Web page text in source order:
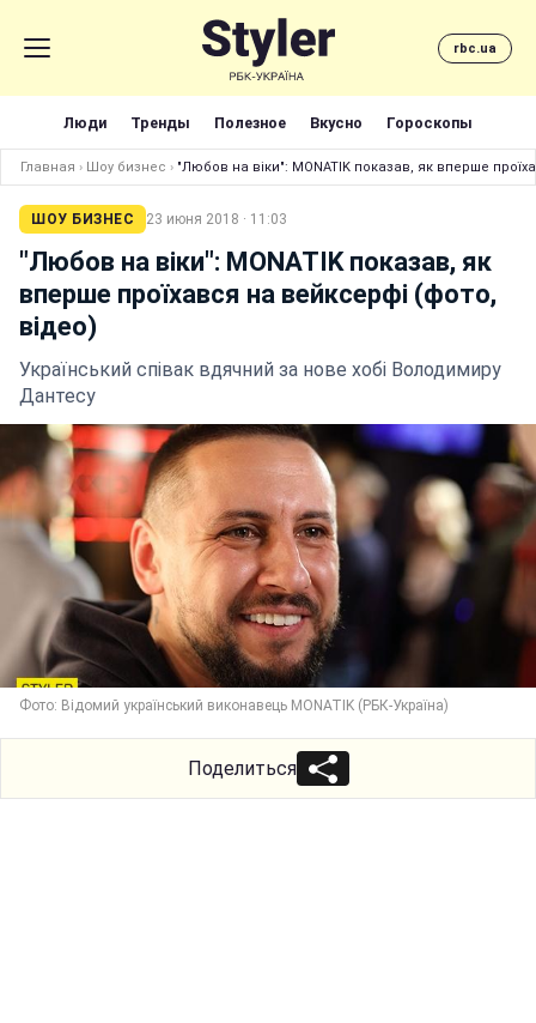
rbc.ua
Люди Тренды Полезное Вкусно Гороскопы
Главная › Шоу бизнес › "Любов на віки": MONATIK показав, як вперше
ШОУ БИЗНЕС 23 июня 2018 · 11:03
"Любов на віки": MONATIK показав, як
вперше проїхався на вейксерфі (фото,
відео)
Український співак вдячний за нове хобі Володимиру
Дантесу
Фото: Відомий український виконавець MONATIK (РБК-Україна)
Поделиться